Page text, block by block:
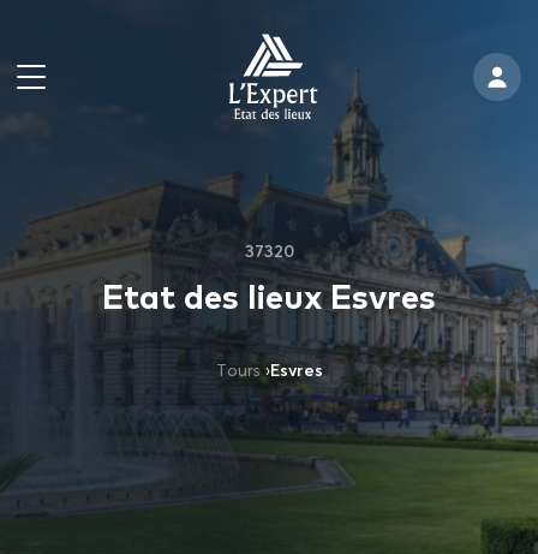
37320
Etat des lieux Esvres
Tours ›Esvres